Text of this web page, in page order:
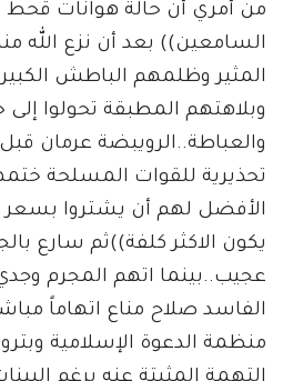
من أمري أن حالة هوانات قحط
السامعين)) بعد أن نزع الله
المثير وظلمهم الباطش
وبلاهتهم المطبقة تحولوا إلى
والعباطة..الرويبضة عرمان
تحذيرية للقوات المسلحة
الأفضل لهم أن يشتروا بسعر
يكون الاكثر كلفة))ثم سارع
عجيب..بينما اتهم المجرم
الفاسد صلاح مناع اتهاماً
منظمة الدعوة الإسلامية